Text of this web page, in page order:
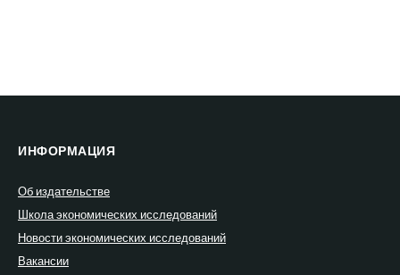
ИНФОРМАЦИЯ
Об издательстве
Школа экономических исследований
Новости экономических исследований
Вакансии